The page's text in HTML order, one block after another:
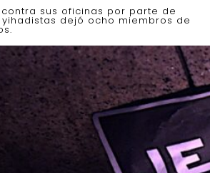
contra sus oficinas por parte de
dejó ocho miembros de